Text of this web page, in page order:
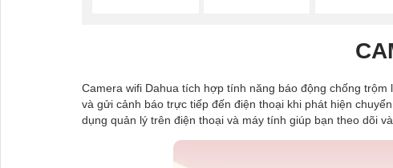
Camera wifi Dahua tích hợp tính năng báo động chống
và gửi cảnh báo trực tiếp đến điện thoại khi phát hiện
dụng quản lý trên điện thoại và máy tính giúp bạn theo dõi